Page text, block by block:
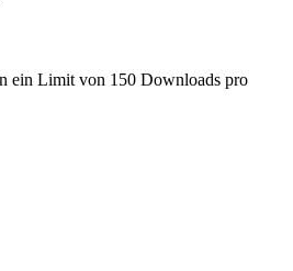
ein Limit von 150 Downloads pro